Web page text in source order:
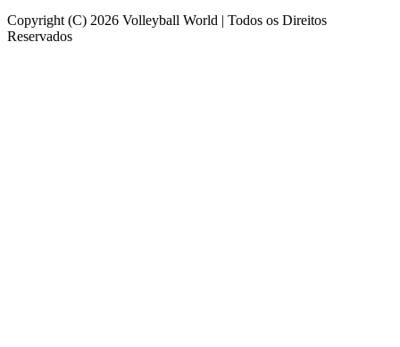
Copyright (C) 2026 Volleyball World | Todos os Direitos
Reservados